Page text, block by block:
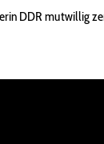
DDR mutwillig